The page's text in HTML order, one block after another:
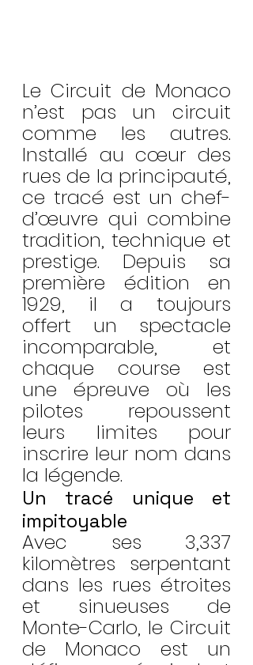
Le Circuit de Monaco
n’est pas un circuit
comme les autres.
Installé au cœur des
rues de la principauté,
ce tracé est un chef-
d’œuvre qui combine
tradition, technique et
prestige. Depuis sa
première édition en
1929, il a toujours
offert un spectacle
incomparable, et
chaque course est
une épreuve où les
pilotes repoussent
leurs limites pour
inscrire leur nom dans
la légende.
Un tracé unique et
impitoyable
Avec ses 3,337
kilomètres serpentant
dans les rues étroites
et sinueuses de
Monte-Carlo, le Circuit
de Monaco est un